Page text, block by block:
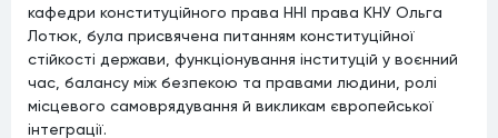
кафедри конституційного права ННІ права КНУ Ольга
Лотюк, була присвячена питанням конституційної
стійкості держави, функціонування інституцій у воєнний
час, балансу між безпекою та правами людини, ролі
місцевого самоврядування й викликам європейської
інтеграції.